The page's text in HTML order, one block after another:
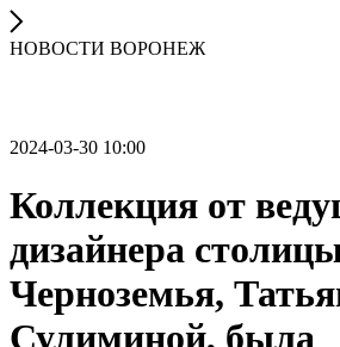
НОВОСТИ ВОРОНЕЖ
2024-03-30 10:00
Коллекция от
дизайнера
Черноземья,
Сулиминой, была